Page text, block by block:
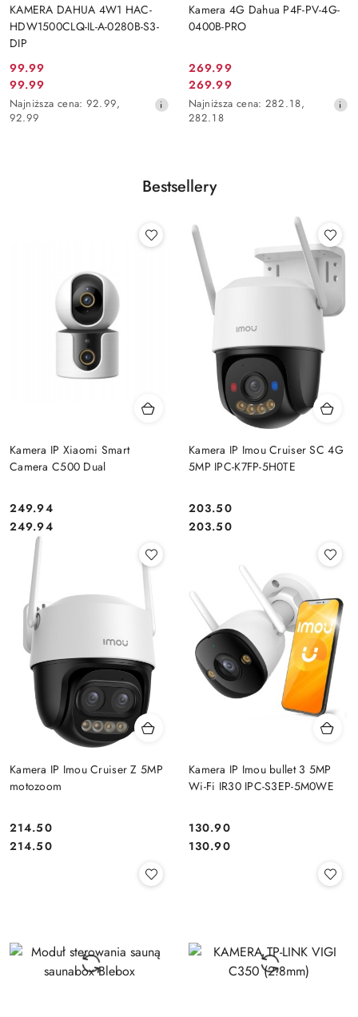
KAMERA DAHUA 4W1 HAC-
HDW1500CLQ-IL-A-0280B-S3-
DIP
Cena
promocyjna:
99.99
Cena
promocyjna:
99.99
Najniższa
cena
Najniższa cena: 92.99,
92.99
Kamera 4G Dahua P4F-PV-4G-
0400B-PRO
Cena
promocyjna:
269.99
Cena
promocyjna:
269.99
Najniższa
cena
obniżką
Najniższa cena: 282.18,
282.18
Bestsellery
Kamera IP Xiaomi Smart
Camera C500 Dual
Cena:
249.94
Cena:
249.94
Kamera IP Imou Cruiser SC 4G
5MP IPC-K7FP-5H0TE
Cena:
203.50
Cena:
203.50
Kamera IP Imou Cruiser Z 5MP
motozoom
Cena:
214.50
Cena:
214.50
Kamera IP Imou bullet 3 5MP
Wi-Fi IR30 IPC-S3EP-5M0WE
Cena:
130.90
Cena:
130.90